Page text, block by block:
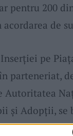
pentru 200
de
pe
parteneriat,
Autoritatea
și Adopții, se
2014-